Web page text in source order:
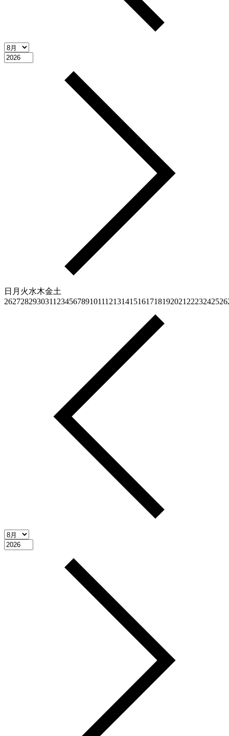
日 月 火水木金土
2627282930311 23456789101112131415161718192021 2223242526